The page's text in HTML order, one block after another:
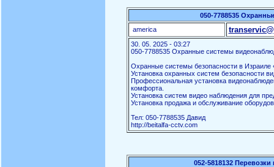
050-7788535
america
30. 05. 2025 - 03:27
050-7788535 Охранные системы
Охранные системы безопасности в Израиле
Установка охранных систем безопасности
Профессиональная установка
комфорта.
Установка систем видео наблюдения для
Установка продажа и обслуживание
Тел: 050-7788535 Давид
http://beitalfa-cctv.com
052-5818132